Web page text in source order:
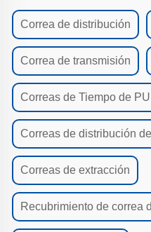
Correa de distribución
Correa de transmisión
Correas de Tiempo de PU
Correas de distribución
Correas de extracción
Recubrimiento de correa